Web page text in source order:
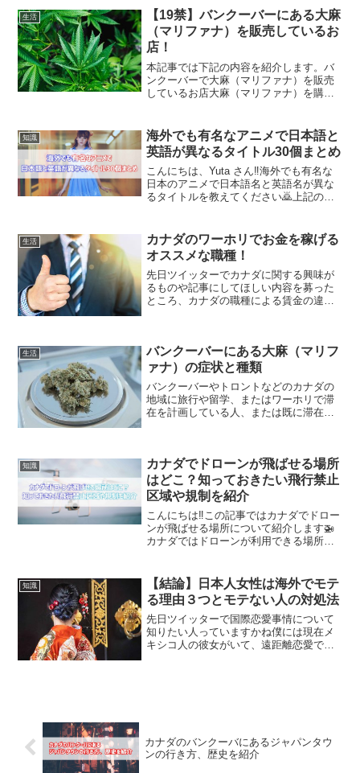
生活
【19禁】バンクーバーにある大麻
（マリファナ）を販売しているお
店！
本記事では下記の内容を紹介します。バ
ンクーバーで大麻（マリファナ）を販売
しているお店大麻（マリファナ）を購入
ダのバンクーバーに留学生として2017年
から滞在をして今年で...
知識
海外でも有名なアニメで日本語と
英語が異なるタイトル30個まとめ
こんにちは、Yuta さん‼️海外でも有名な
日本のアニメで日本語名と英語名が異な
るタイトルを教えてください🙇上記の質
が異なるタイトル30個まとめ」について
紹介をします。ワ...
生活
カナダのワーホリでお金を稼げる
オススメな職種！
先日ツイッターでカナダに関する興味が
るものや記事にしてほしい内容を募った
ところ、カナダの職種による賃金の違い
ャー🍁NEXUS🍁理...
生活
バンクーバーにある大麻（マリフ
ァナ）の症状と種類
バンクーバーやトロントなどのカナダの
地域に旅行や留学、またはワーホリで滞
在を計画している人、または既に滞在し
で、大麻をやってみたいけ...
知識
カナダでドローンが飛ばせる場所
はどこ？知っておきたい飛行禁止
区域や規制を紹介
こんにちは‼️この記事ではカナダでドロー
ンが飛ばせる場所について紹介します🚁
カナダではドローンが利用できる場所が
考にしてください😌カナダでドローンが
撮影できる場所カナダ...
知識
【結論】日本人女性は海外でモテ
る理由３つとモテない人の対処法
先日ツイッターで国際恋愛事情について
知りたい人っていますかね僕には現在メ
キシコ人の彼女がいて、遠距離恋愛です
カナダのバンクーバにあるジャパンタウ
ンの行き方、歴史を紹介